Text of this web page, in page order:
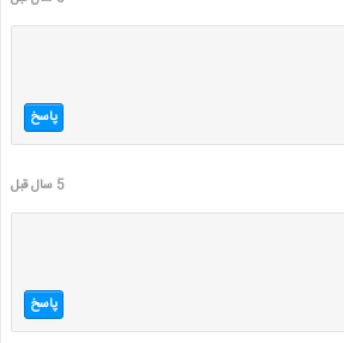
پاسخ
5 سال قبل
پاسخ